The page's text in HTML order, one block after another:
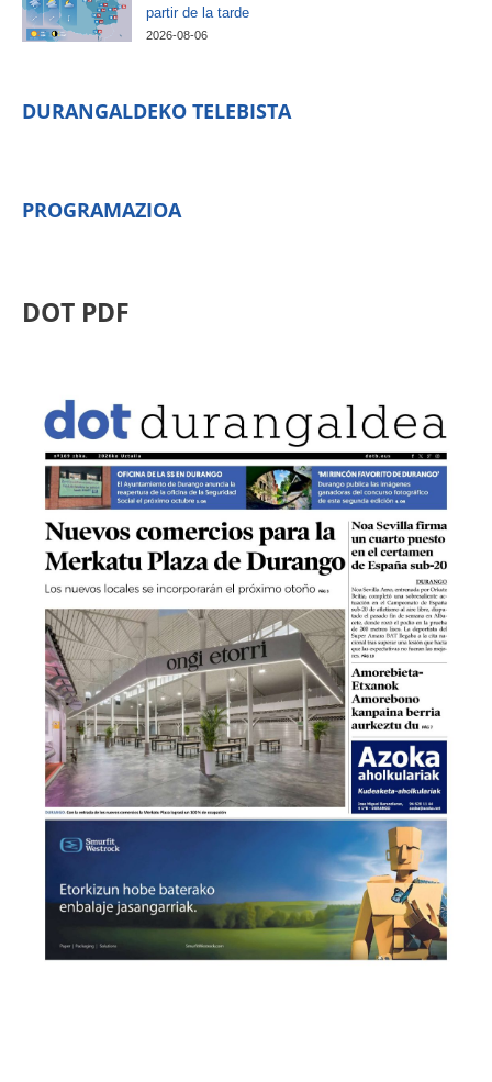
partir de la tarde
2026-08-06
DURANGALDEKO TELEBISTA
PROGRAMAZIOA
DOT PDF